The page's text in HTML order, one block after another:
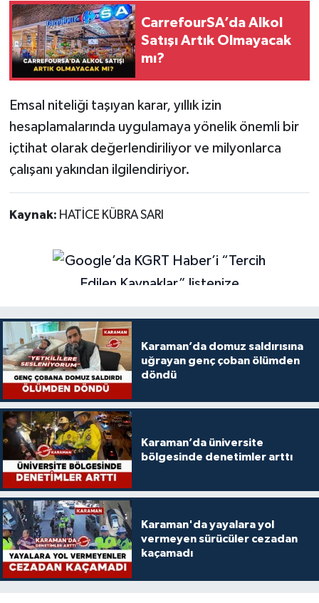
CarrefourSA’da Alkol
Satışı Artık Olmayacak
mı?
Emsal niteliği taşıyan karar, yıllık izin
hesaplamalarında uygulamaya yönelik önemli bir
içtihat olarak değerlendiriliyor ve milyonlarca
çalışanı yakından ilgilendiriyor.
Kaynak: HATİCE KÜBRA SARI
Karaman’da domuz saldırısına
uğrayan genç çoban ölümden
döndü
Karaman’da üniversite
bölgesinde denetimler arttı
Karaman'da yayalara yol
vermeyen sürücüler cezadan
kaçamadı